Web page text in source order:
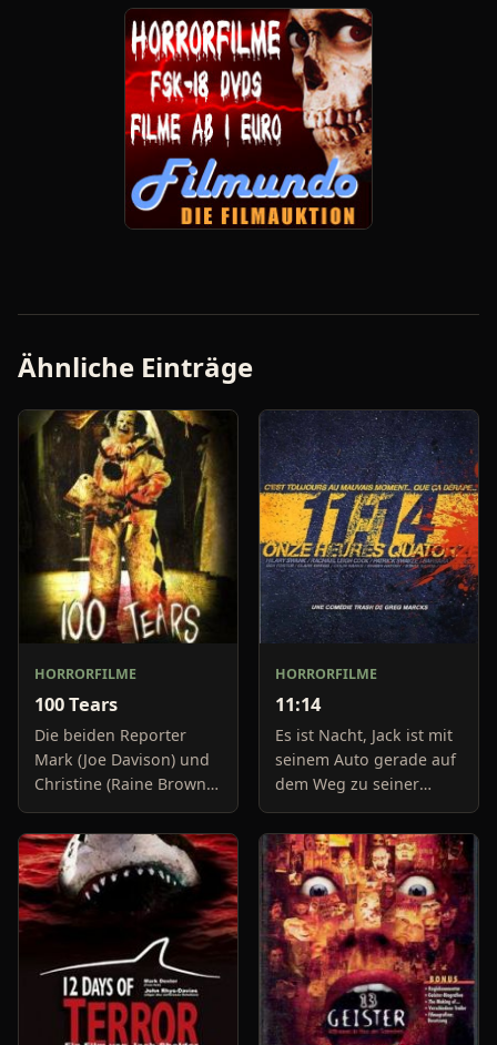
Ähnliche Einträge
HORRORFILME
100 Tears
Die beiden Reporter
Mark (Joe Davison) und
Christine (Raine Brown)
haben keine Lust mehr
auf belanglose
Boulevard-Meldungen
und befassen sich
neuerdings mit Se
HORRORFILME
11:14
Es ist Nacht, Jack ist mit
seinem Auto gerade auf
dem Weg zu seiner
Freundin, um diese
abzuholen. Die Uhr im
Auto springt auf 11:14h,
genau in dem Moment
fäll